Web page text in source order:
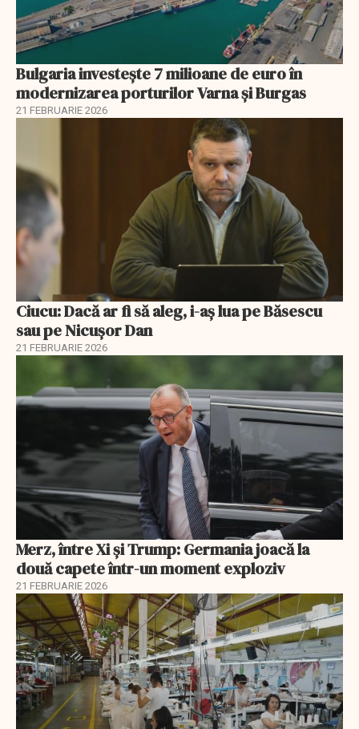
Bulgaria investește 7 milioane de euro în
modernizarea porturilor Varna și Burgas
21 FEBRUARIE 2026
Ciucu: Dacă ar fi să aleg, i-aș lua pe Băsescu
sau pe Nicușor Dan
21 FEBRUARIE 2026
Merz, între Xi și Trump: Germania joacă la
două capete într-un moment exploziv
21 FEBRUARIE 2026